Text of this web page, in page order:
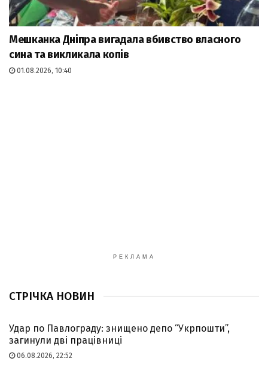
Мешканка Дніпра вигадала вбивство власного
сина та викликала копів
01.08.2026, 10:40
РЕКЛАМА
СТРІЧКА НОВИН
Удар по Павлограду: знищено депо “Укрпошти”,
загинули дві працівниці
06.08.2026, 22:52